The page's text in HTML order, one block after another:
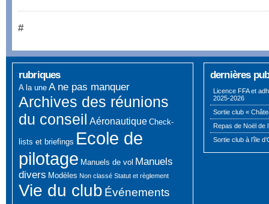
#
rubriques
A la une A ne pas manquer
Archives des réunions
du conseil Aéronautique Check-
lists et briefings Ecole de
pilotage Manuels de vol Manuels
divers Modèles Non classé Statut et règlement
Vie du club Événements
dernières
Licence FFA et
2025-2026
Sortie club «
Repas de Noël de
Sortie club à l’île